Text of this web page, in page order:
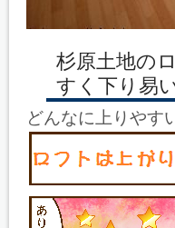
杉原土地の
すく下り易
どんなに上りやす